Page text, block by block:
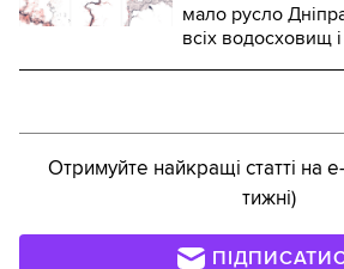
мало русло
всіх водосховищ
Отримуйте найкращі статті на
тижні)